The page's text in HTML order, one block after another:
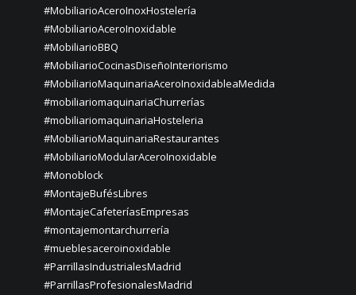
#MobiliarioAceroInoxHostelería
#MobiliarioAceroInoxidable
#MobiliarioBBQ
#MobiliarioCocinasDiseñoInteriorismo
#MobiliarioMaquinariaAceroInoxidableaMedida
#mobiliariomaquinariaChurrerías
#mobiliariomaquinariaHosteleria
#MobiliarioMaquinariaRestaurantes
#MobiliarioModularAceroInoxidable
#Monoblock
#MontajeBufésLibres
#MontajeCafeteríasEmpresas
#montajemontarchurrería
#mueblesaceroinoxidable
#ParrillasIndustrialesMadrid
#ParrillasProfesionalesMadrid